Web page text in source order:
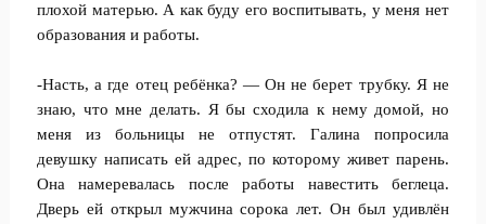
плохой матерью. А как буду его воспитывать, у меня нет
образования и работы.
-Насть, а где отец ребёнка? — Он не берет трубку. Я не
знаю, что мне делать. Я бы сходила к нему домой, но
меня из больницы не отпустят. Галина попросила
девушку написать ей адрес, по которому живет парень.
Она намеревалась после работы навестить беглеца.
Дверь ей открыл мужчина сорока лет. Он был удивлён